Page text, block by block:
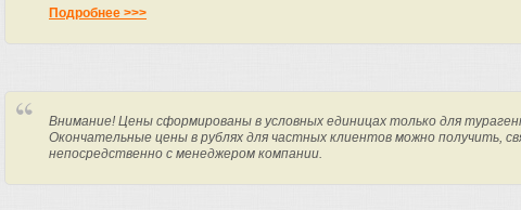
Подробнее >>>
Внимание! Цены сформированы в условных единицах только для
Окончательные цены в рублях для частных клиентов можно получить,
непосредственно с менеджером компании.